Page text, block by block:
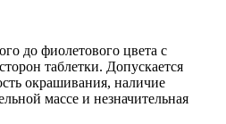
до фиолетового цвета с
таблетки. Допускается
окрашивания, наличие
массе и незначительная